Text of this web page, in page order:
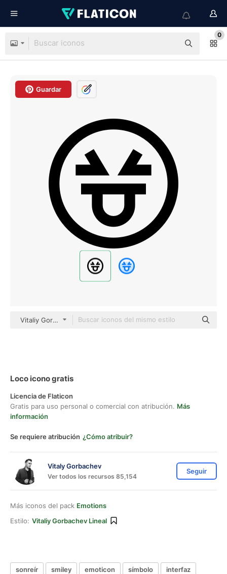
0
Guardar
Vitaliy Gorbachev Lineal
Loco icono gratis
Licencia de Flaticon
Gratis para uso personal o comercial con atribución. Más
información
Se requiere atribución ¿Cómo atribuir?
Vitaly Gorbachev
Ver todos los recursos 85,154
Seguir
Más iconos del pack Emotions
Estilo: Vitaliy Gorbachev Lineal
sonreír smiley emoticon símbolo
interfaz